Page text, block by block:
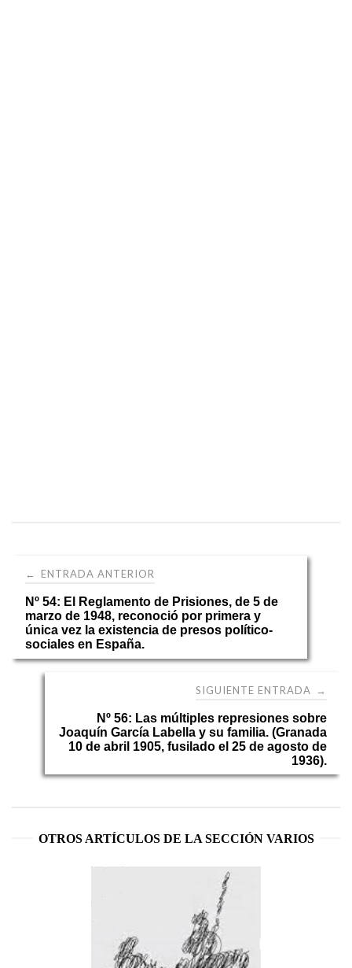
Navegación
de
entradas
← ENTRADA ANTERIOR
Nº 54: El Reglamento de Prisiones, de 5 de
marzo de 1948, reconoció por primera y
única vez la existencia de presos político-
sociales en España.
SIGUIENTE ENTRADA →
Nº 56: Las múltiples represiones sobre
Joaquín García Labella y su familia. (Granada
10 de abril 1905, fusilado el 25 de agosto de
1936).
OTROS ARTÍCULOS DE LA SECCIÓN VARIOS